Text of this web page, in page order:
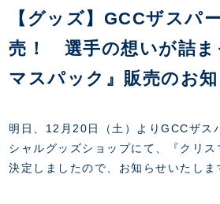
CHALLENGERS
ACADEMY
THESPARK
OTHER
・注意事項
・練習場ごとの注意事項
・練習場マップ
ファンレターの宛先
試合日程・結果
順位表
ホームイベント情報
TICKETS
チケット情報
INDEX
スタジアムアクセス
スタジアムルール
FANZONE
【グッズ】GCCザスパ
売！ 選手の想いが詰ま
マスパック』販売のお
明日、12月20日（土）よりGCCザス
シャルグッズショップにて、『クリス
決定しましたので、お知らせいたしま